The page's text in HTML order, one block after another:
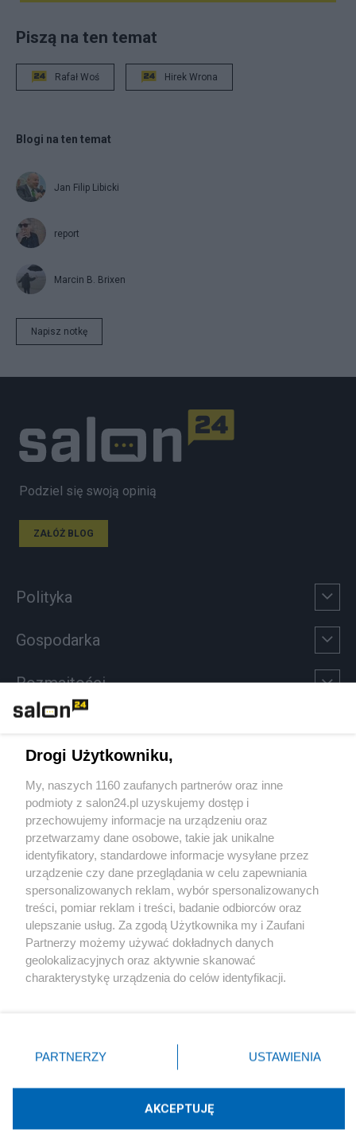
Piszą na ten temat
Rafał Woś Hirek Wrona
Blogi na ten temat
Jan Filip Libicki
report
Marcin B. Brixen
Napisz notkę
Podziel się swoją opinią
ZAŁÓŻ BLOG
Polityka
Gospodarka
Rozmaitości
Sport
Społeczeństwo
Kultura
X Facebook Instagram Youtube
Technologię dostarcza:W3media.pl
Drogi Użytkowniku,
My, naszych 1160 zaufanych partnerów oraz inne
podmioty z salon24.pl uzyskujemy dostęp i
przechowujemy informacje na urządzeniu oraz
przetwarzamy dane osobowe, takie jak unikalne
identyfikatory, standardowe informacje wysyłane przez
urządzenie czy dane przeglądania w celu zapewniania
spersonalizowanych reklam, wybór spersonalizowanych
treści, pomiar reklam i treści, badanie odbiorców oraz
ulepszanie usług. Za zgodą Użytkownika my i Zaufani
Partnerzy możemy używać dokładnych danych
geolokalizacyjnych oraz aktywnie skanować
charakterystykę urządzenia do celów identyfikacji.
zmienić/wycofać klikając przycisk ustawień prywatności
znajdujący się w lewym dolnym rogu strony
rodzaje przetwarzania danych nie wymagają zgody
użytkownika, ale masz prawo sprzeciwić się takiemu
przetwarzaniu. Preferencje będą miały zastosowania tylko
PARTNERZY USTAWIENIA
AKCEPTUJĘ